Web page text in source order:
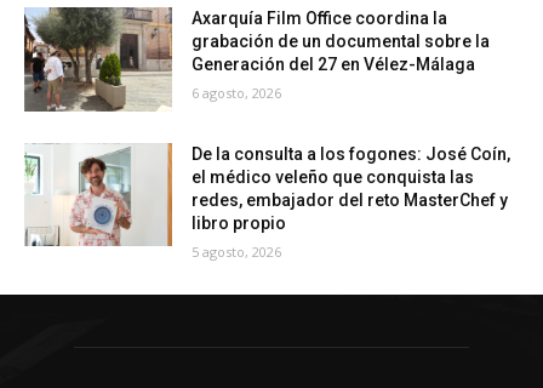
Axarquía Film Office coordina la
grabación de un documental sobre la
Generación del 27 en Vélez-Málaga
6 agosto, 2026
De la consulta a los fogones: José Coín,
el médico veleño que conquista las
redes, embajador del reto MasterChef y
libro propio
5 agosto, 2026